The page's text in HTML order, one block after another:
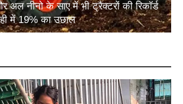
में 19% का उछाल